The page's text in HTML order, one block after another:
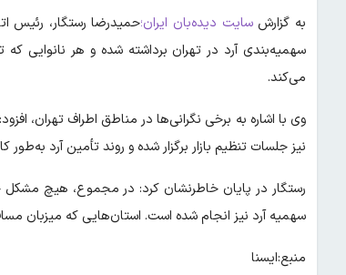
به گزارشسایت دیده‌بان ایران؛حمیدرضا رستگار، رئیس
سهمیه‌بندی آرد در تهران برداشته شده و هر نانوایی
می‌کند.
وی با اشاره به برخی نگرانی‌ها در مناطق اطراف تهران،
نیز جلسات تنظیم بازار برگزار شده و روند تأمین آرد به‌طور
رستگار در پایان خاطرنشان کرد: در مجموع، هیچ مشکل
سهمیه آرد نیز انجام شده است. استان‌هایی که میزبان
منبع:ایسنا